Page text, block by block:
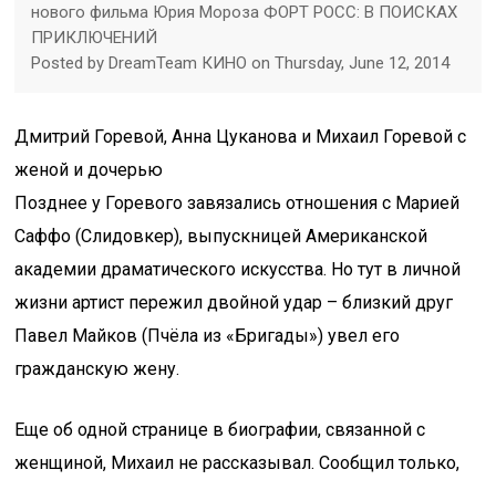
нового фильма Юрия Мороза ФОРТ РОСС: В ПОИСКАХ
ПРИКЛЮЧЕНИЙ
Posted by DreamTeam КИНО on Thursday, June 12, 2014
Дмитрий Горевой, Анна Цуканова и Михаил Горевой с
женой и дочерью
Позднее у Горевого завязались отношения с Марией
Саффо (Слидовкер), выпускницей Американской
академии драматического искусства. Но тут в личной
жизни артист пережил двойной удар – близкий друг
Павел Майков (Пчёла из «Бригады») увел его
гражданскую жену.
Еще об одной странице в биографии, связанной с
женщиной, Михаил не рассказывал. Сообщил только,